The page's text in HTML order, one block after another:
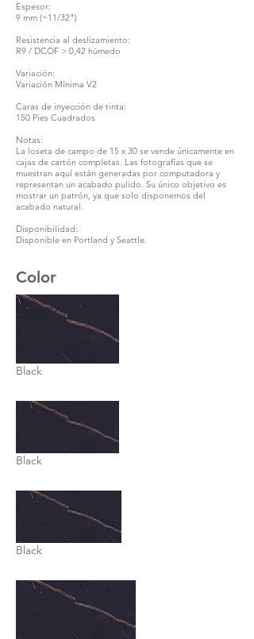
Espesor:
9 mm (~11/32")
Resistencia al deslizamiento:
R9 / DCOF > 0,42 húmedo
Variación:
Variación Mínima V2
Caras de inyección de tinta:
150 Pies Cuadrados
Notas:
La loseta de campo de 15 x 30 se vende únicamente en
cajas de cartón completas. Las fotografías que se
muestran aquí están generadas por computadora y
representan un acabado pulido. Su único objetivo es
mostrar un patrón, ya que solo disponemos del
acabado natural.
Disponibilidad:
Disponible en Portland y Seattle.
Color
Black
Black
Black